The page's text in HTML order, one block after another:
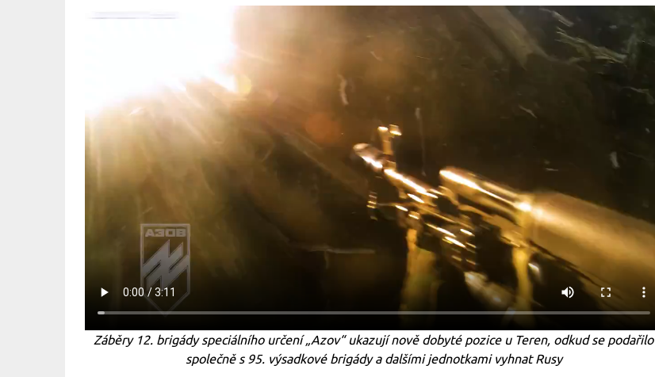
Záběry 12. brigády speciálního určení „Azov“ ukazují nově dobyté pozice u Teren, odkud se podařilo
společně s 95. výsadkové brigády a dalšími jednotkami vyhnat Rusy